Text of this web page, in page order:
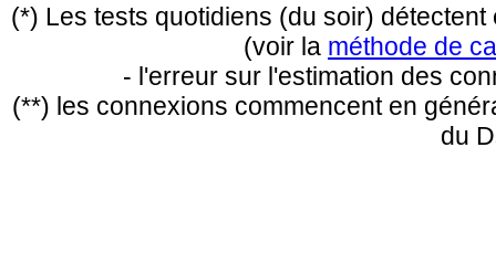
(*) Les tests quotidiens (du soir)
(voir la méthode de
- l'erreur sur l'estimation des
(**) les connexions commencent en
du